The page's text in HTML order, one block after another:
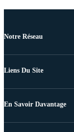
Notre Réseau
Liens Du Site
En Savoir Davantage